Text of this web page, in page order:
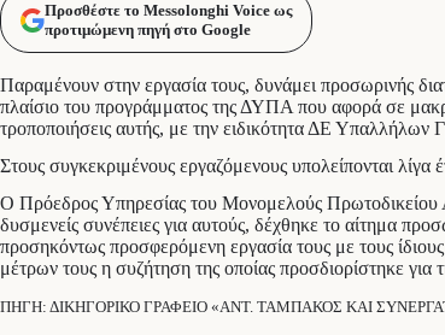
Προσθέστε το Messolonghi Voice ως
προτιμώμενη πηγή στο Google
Παραμένουν στην εργασία τους, δυνάμει προσωρινής
πλαίσιο του προγράμματος της ΔΥΠΑ που αφορά σε
τροποποιήσεις αυτής, με την ειδικότητα ΔΕ Υπαλλήλων
Στους συγκεκριμένους εργαζόμενους υπολείπονται
Ο Πρόεδρος Υπηρεσίας του Μονομελούς Πρωτοδικείου
δυσμενείς συνέπειες για αυτούς, δέχθηκε το αίτημα
προσηκόντως προσφερόμενη εργασία τους με τους
μέτρων τους η συζήτηση της οποίας προσδιορίστηκε για
ΠΗΓΗ: ΔΙΚΗΓΟΡΙΚΟ ΓΡΑΦΕΙΟ «ΑΝΤ. ΤΑΜΠΑΚΟΣ ΚΑΙ